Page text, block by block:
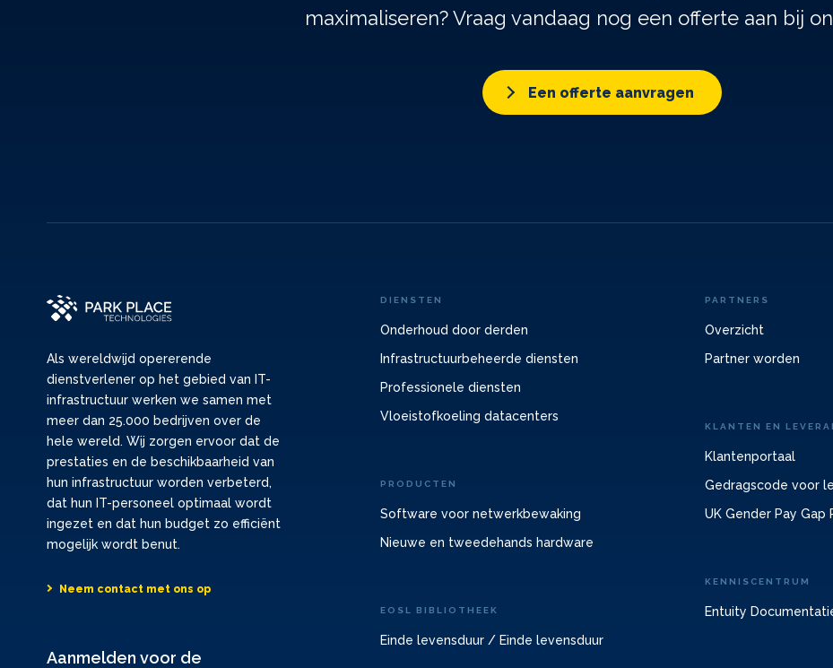
maximaliseren? Vraag vandaag nog een offerte aan bij
Een offerte aanvragen
Als wereldwijd opererende
dienstverlener op het gebied van IT-
infrastructuur werken we samen met
meer dan 25.000 bedrijven over de
hele wereld. Wij zorgen ervoor dat de
prestaties en de beschikbaarheid van
hun infrastructuur worden verbeterd,
dat hun IT-personeel optimaal wordt
ingezet en dat hun budget zo efficiënt
mogelijk wordt benut.
Neem contact met ons op
Aanmelden voor de
DIENSTEN
Onderhoud door derden
Infrastructuurbeheerde diensten
Professionele diensten
Vloeistofkoeling datacenters
PRODUCTEN
Software voor netwerkbewaking
Nieuwe en tweedehands hardware
EOSL BIBLIOTHEEK
Einde levensduur / Einde levensduur
PARTNERS
Overzicht
Partner worden
KLANTEN EN
Klantenportaal
Gedragscode voor
UK Gender Pay Gap
KENNISCENTRUM
Entuity